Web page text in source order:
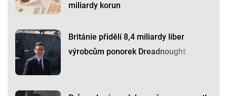
miliardy korun
Británie přidělí 8,4 miliardy liber
výrobcům ponorek Dreadnought